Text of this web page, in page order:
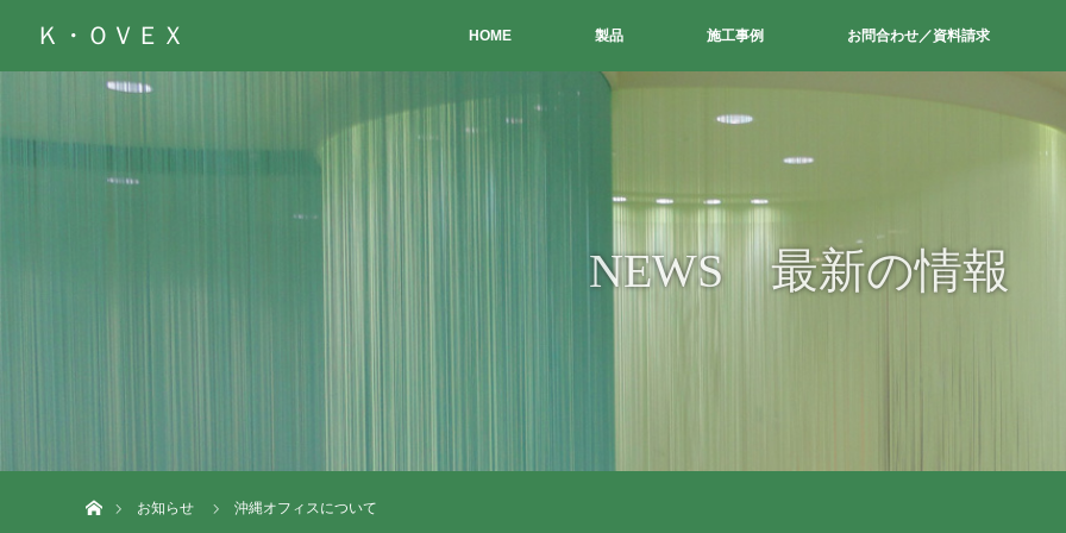
Ｋ・ＯＶＥＸ HOME 製品 施工事例 お問合わせ／資料請求
NEWS 最新の情報
お知らせ
沖縄オフィスについて